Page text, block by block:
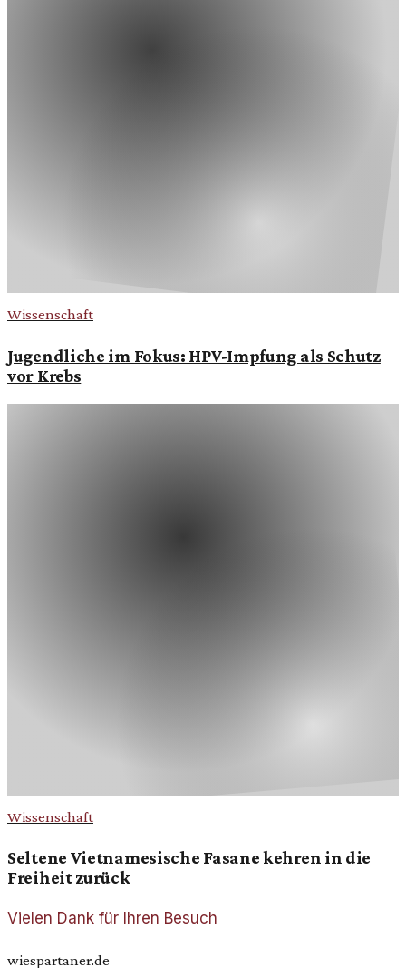
Wissenschaft
Jugendliche im Fokus: HPV-Impfung als Schutz
vor Krebs
Wissenschaft
Seltene Vietnamesische Fasane kehren in die
Freiheit zurück
Vielen Dank für Ihren Besuch
wiespartaner.de